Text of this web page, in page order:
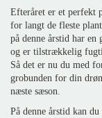
Efteråret er et perfekt
for langt de fleste
på denne årstid har en
og er tilstrækkelig
Så det er nu du med
grobunden for din
næste sæson.
På denne årstid kan